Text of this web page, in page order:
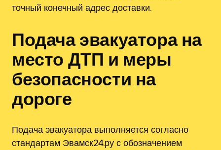
точный конечный адрес доставки.
Подача эвакуатора на
место ДТП и меры
безопасности на
дороге
Подача эвакуатора выполняется согласно
стандартам Эвамск24.ру с обозначением